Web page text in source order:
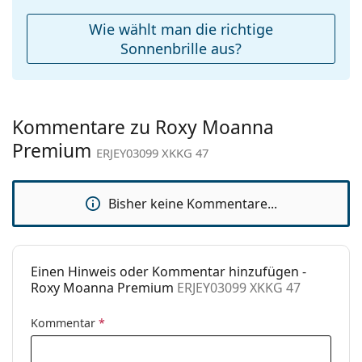
Reinigungstuch:
Ja
Marke:
Roxy
Verwendung:
Mode
Code:
ERJEY03099 XKKG 47
verfügbar :
Nein
Wie wählt man die richtige
Sonnenbrille aus?
Kommentare zu Roxy Moanna
Premium ERJEY03099 XKKG 47
Bisher keine Kommentare...
Einen Hinweis oder Kommentar hinzufügen -
Roxy Moanna Premium ERJEY03099 XKKG 47
Kommentar *